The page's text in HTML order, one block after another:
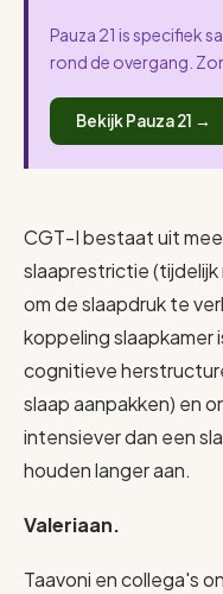
Pauza 21 is specifiek
rond de overgang.
Bekijk Pauza 21 →
CGT-I bestaat uit
slaaprestrictie (tijdelijk
om de slaapdruk te
koppeling slaapkamer
cognitieve
slaap aanpakken) en
intensiever dan een
houden langer aan.
Valeriaan.
Taavoni en collega's